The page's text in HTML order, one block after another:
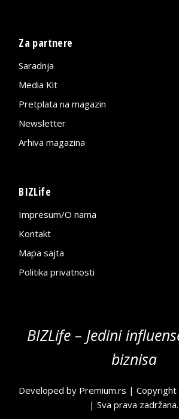
Za partnere
Saradnja
Media Kit
Pretplata na magazin
Newsletter
Arhiva magazina
BIZLife
Impresum/O nama
Kontakt
Mapa sajta
Politika privatnosti
BIZLife – Jedini
biznisa
Developed by Premium.rs |
| Sva prava zadržana.